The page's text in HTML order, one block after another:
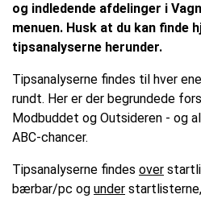
og indledende afdelinger i
menuen. Husk at du kan finde
tipsanalyserne herunder.
Tipsanalyserne findes til hver
rundt. Her er der begrundede
Modbuddet og Outsideren - og
ABC-chancer.
Tipsanalyserne findes over
bærbar/pc og under